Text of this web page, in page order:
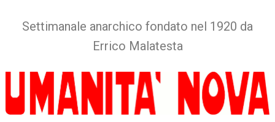
Settimanale anarchico fondato nel 1920 da
Errico Malatesta